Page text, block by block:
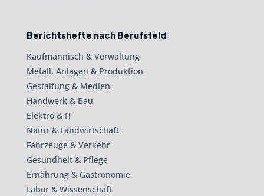
Berichtshefte nach Berufsfeld
Kaufmännisch & Verwaltung
Metall, Anlagen & Produktion
Gestaltung & Medien
Handwerk & Bau
Elektro & IT
Natur & Landwirtschaft
Fahrzeuge & Verkehr
Gesundheit & Pflege
Ernährung & Gastronomie
Labor & Wissenschaft